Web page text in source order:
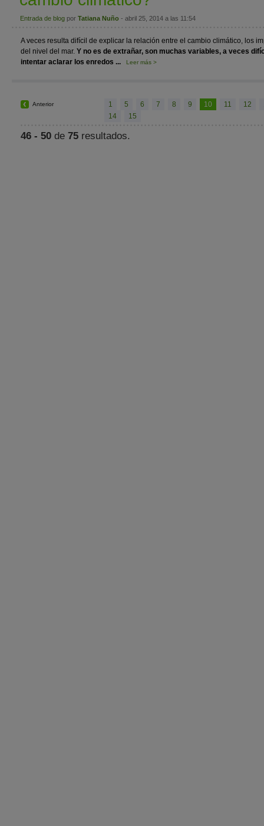
Entrada de blog por Tatiana Nuño - abril 25, 2014 a las 11:54
A veces resulta difícil de explicar la relación entre el cambio climático, los
del nivel del mar. Y no es de extrañar, son muchas variables, a veces
intentar aclarar los enredos ...
Leer más >
Anterior 1 5 6 7 8 9 10 11 12
14
15
46 - 50 de 75 resultados.